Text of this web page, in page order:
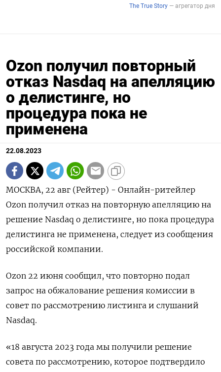
Ozon получил повторный
отказ Nasdaq на апелляцию
о делистинге, но
процедура пока не
применена
22.08.2023
МОСКВА, 22 авг (Рейтер) - Онлайн-ритейлер
Ozon получил отказ на повторную апелляцию на
решение Nasdaq о делистинге, но пока процедура
делистинга не применена, следует из сообщения
российской компании.
Ozon 22 июня сообщил, что повторно подал
запрос на обжалование решения комиссии в
совет по рассмотрению листинга и слушаний
Nasdaq.
«18 августа 2023 года мы получили решение
совета по рассмотрению, которое подтвердило